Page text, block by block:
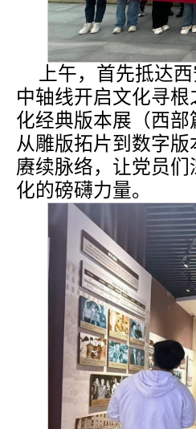
上午，首先抵达
中轴线开启文化寻
化经典版本展（西
从雕版拓片到数字
赓续脉络，让党员
化的磅礴力量。